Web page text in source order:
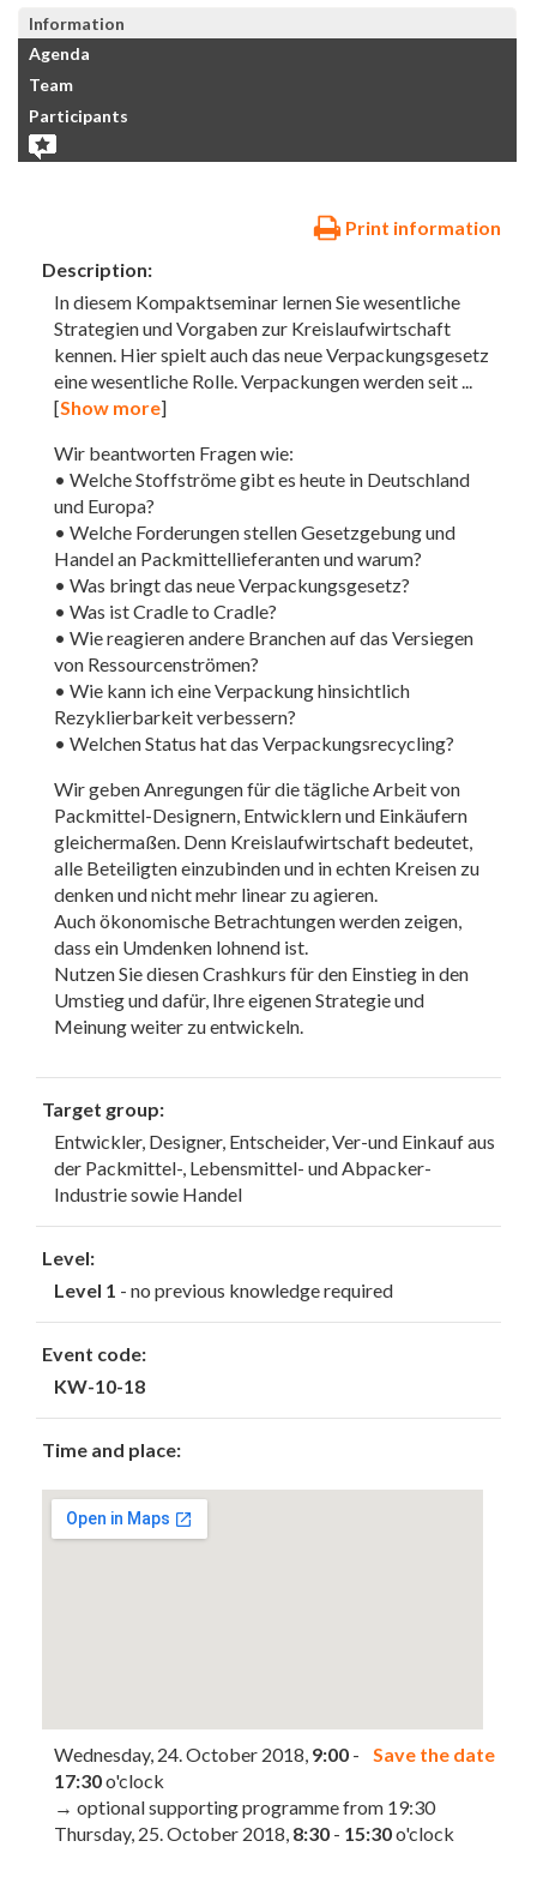
Information
Agenda
Team
Participants
Print information
Description:
In diesem Kompaktseminar lernen Sie wesentliche
Strategien und Vorgaben zur Kreislaufwirtschaft
kennen. Hier spielt auch das neue Verpackungsgesetz
eine wesentliche Rolle. Verpackungen werden seit...
[Show more]
Wir beantworten Fragen wie:
• Welche Stoffströme gibt es heute in Deutschland
und Europa?
• Welche Forderungen stellen Gesetzgebung und
Handel an Packmittellieferanten und warum?
• Was bringt das neue Verpackungsgesetz?
• Was ist Cradle to Cradle?
• Wie reagieren andere Branchen auf das Versiegen
von Ressourcenströmen?
• Wie kann ich eine Verpackung hinsichtlich
Rezyklierbarkeit verbessern?
• Welchen Status hat das Verpackungsrecycling?
Wir geben Anregungen für die tägliche Arbeit von
Packmittel-Designern, Entwicklern und Einkäufern
gleichermaßen. Denn Kreislaufwirtschaft bedeutet,
alle Beteiligten einzubinden und in echten Kreisen zu
denken und nicht mehr linear zu agieren.
Auch ökonomische Betrachtungen werden zeigen,
dass ein Umdenken lohnend ist.
Nutzen Sie diesen Crashkurs für den Einstieg in den
Umstieg und dafür, Ihre eigenen Strategie und
Meinung weiter zu entwickeln.
Target group:
Entwickler, Designer, Entscheider, Ver-und Einkauf aus
der Packmittel-, Lebensmittel- und Abpacker-
Industrie sowie Handel
Level:
Level 1 - no previous knowledge required
Event code:
KW-10-18
Time and place:
Save the date
Wednesday, 24. October 2018, 9:00 -
17:30o'clock
→ optional supporting programme from 19:30
Thursday, 25. October 2018, 8:30 - 15:30o'clock